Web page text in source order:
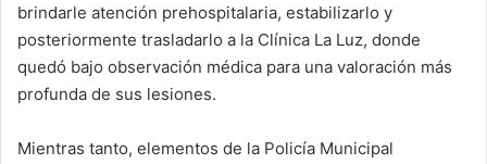
brindarle atención prehospitalaria, estabilizarlo y
posteriormente trasladarlo a la Clínica La Luz, donde
quedó bajo observación médica para una valoración más
profunda de sus lesiones.
Mientras tanto, elementos de la Policía Municipal